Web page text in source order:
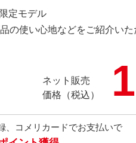
定モデル
の使い心地などをご紹介いた
ネット販売
価格（税込）
、コメリカードでお支払いで